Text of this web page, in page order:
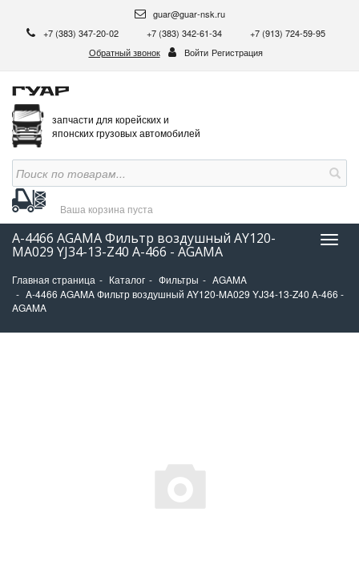
guar@guar-nsk.ru
+7 (383) 347-20-02
+7 (383) 342-61-34
+7 (913) 724-59-95
Обратный звонок
Войти Регистрация
запчасти для корейских и
японских грузовых автомобилей
Ваша корзина пуста
A-4466 AGAMA Фильтр воздушный AY120-
MA029 YJ34-13-Z40 A-466 - AGAMA
Главная страница Каталог Фильтры
AGAMA
A-4466 AGAMA Фильтр воздушный AY120-MA029 YJ34-13-Z40 A-466 -
AGAMA